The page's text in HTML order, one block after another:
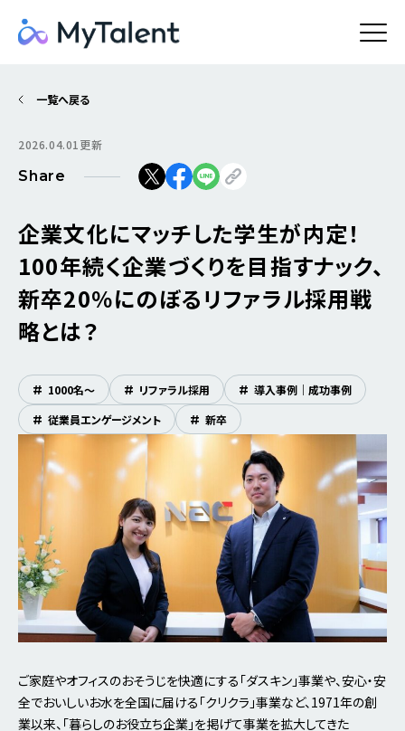
一覧へ戻る
2026.04.01更新
Share
企業文化にマッチした学生が内定！
100年続く企業づくりを目指すナック、
新卒20％にのぼるリファラル採用戦
略とは？
# 1000名〜 # リファラル採用 # 導入事例｜成功事例
# 従業員エンゲージメント # 新卒
ご家庭やオフィスのおそうじを快適にする「ダスキン」事業や、安心・安
全でおいしいお水を全国に届ける「クリクラ」事業など、1971年の創
業以来、「暮らしのお役立ち企業」を掲げて事業を拡大してきた